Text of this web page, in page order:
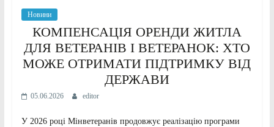
Новини
КОМПЕНСАЦІЯ ОРЕНДИ ЖИТЛА
ДЛЯ ВЕТЕРАНІВ І ВЕТЕРАНОК: ХТО
МОЖЕ ОТРИМАТИ ПІДТРИМКУ ВІД
ДЕРЖАВИ
05.06.2026 editor
У 2026 році Мінветеранів продовжує реалізацію програми